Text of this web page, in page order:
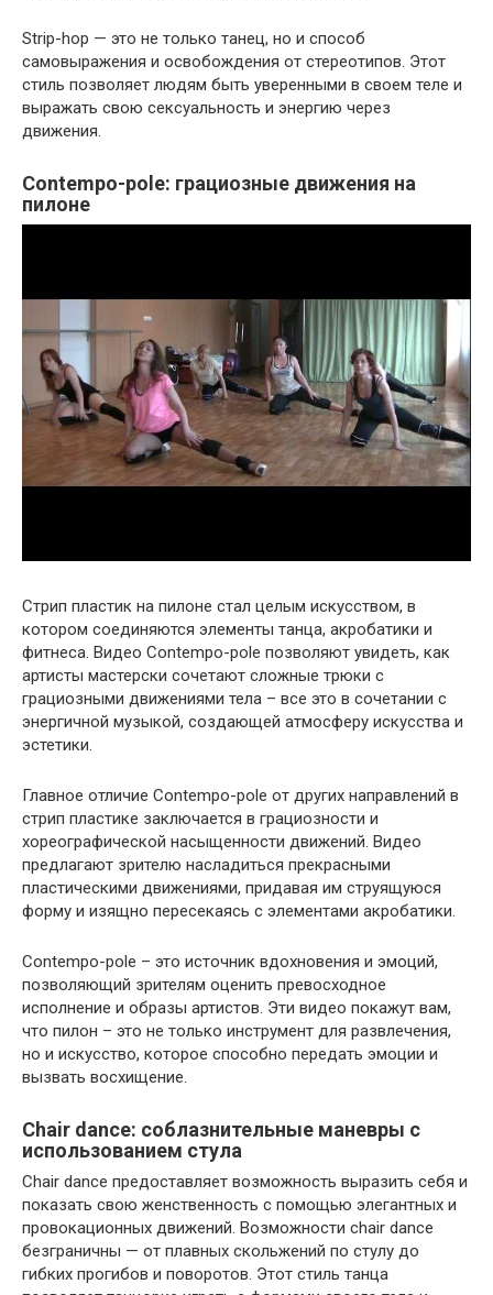
Strip-hop — это не только танец, но и способ
самовыражения и освобождения от стереотипов. Этот
стиль позволяет людям быть уверенными в своем теле и
выражать свою сексуальность и энергию через
движения.
Contempo-pole: грациозные движения на
пилоне
Стрип пластик на пилоне стал целым искусством, в
котором соединяются элементы танца, акробатики и
фитнеса. Видео Contempo-pole позволяют увидеть, как
артисты мастерски сочетают сложные трюки с
грациозными движениями тела – все это в сочетании с
энергичной музыкой, создающей атмосферу искусства и
эстетики.
Главное отличие Contempo-pole от других направлений в
стрип пластике заключается в грациозности и
хореографической насыщенности движений. Видео
предлагают зрителю насладиться прекрасными
пластическими движениями, придавая им струящуюся
форму и изящно пересекаясь с элементами акробатики.
Contempo-pole – это источник вдохновения и эмоций,
позволяющий зрителям оценить превосходное
исполнение и образы артистов. Эти видео покажут вам,
что пилон – это не только инструмент для развлечения,
но и искусство, которое способно передать эмоции и
вызвать восхищение.
Chair dance: соблазнительные маневры с
использованием стула
Chair dance предоставляет возможность выразить себя и
показать свою женственность с помощью элегантных и
провокационных движений. Возможности chair dance
безграничны — от плавных скольжений по стулу до
гибких прогибов и поворотов. Этот стиль танца